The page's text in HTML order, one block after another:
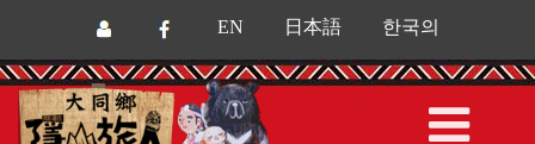
EN 日本語 한국의